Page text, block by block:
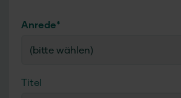
Anrede*
(bitte wählen)
Titel